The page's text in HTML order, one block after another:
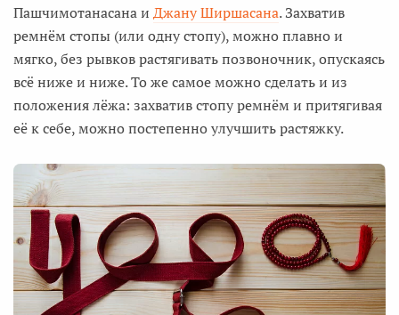
Пашчимотанасана и Джану Ширшасана. Захватив
ремнём стопы (или одну стопу), можно плавно и
мягко, без рывков растягивать позвоночник, опускаясь
всё ниже и ниже. То же самое можно сделать и из
положения лёжа: захватив стопу ремнём и притягивая
её к себе, можно постепенно улучшить растяжку.